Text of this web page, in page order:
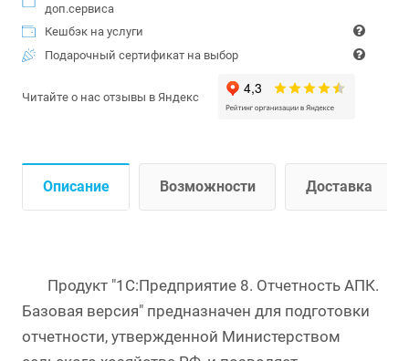
доп.сервиса
Кешбэк на услуги
Подарочный сертификат на выбор
Читайте о нас отзывы в Яндекс
Описание Возможности Доставка
Продукт "1С:Предприятие 8. Отчетность АПК.
Базовая версия" предназначен для подготовки
отчетности, утвержденной Министерством